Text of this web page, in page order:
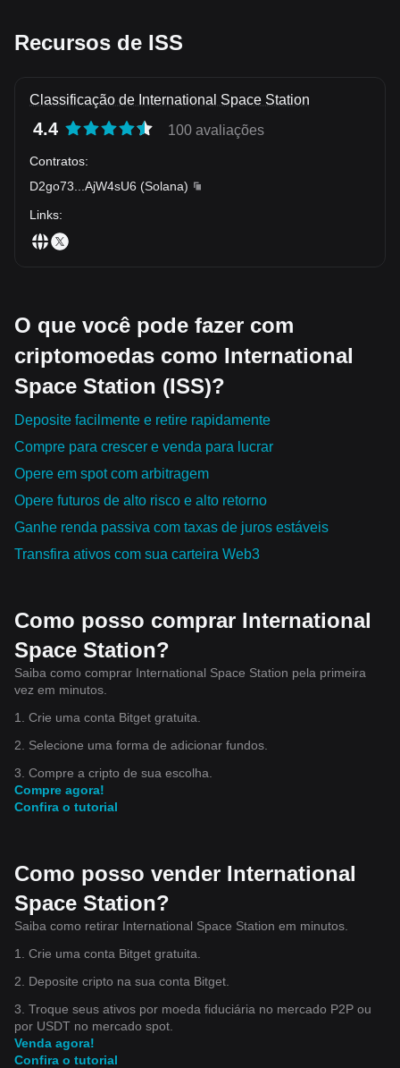
Recursos de ISS
Classificação de International Space Station
4.4 100 avaliações
Contratos:
D2go73
AjW4sU6 (Solana)
Links:
O que você pode fazer com
criptomoedas como International
Space Station (ISS)?
Deposite facilmente e retire rapidamente
Compre para crescer e venda para lucrar
Opere em spot com arbitragem
Opere futuros de alto risco e alto retorno
Ganhe renda passiva com taxas de juros estáveis
Transfira ativos com sua carteira Web3
Como posso comprar International
Space Station?
Saiba como comprar International Space Station pela primeira
vez em minutos.
1. Crie uma conta Bitget gratuita.
2. Selecione uma forma de adicionar fundos.
3. Compre a cripto de sua escolha.
Compre agora!
Confira o tutorial
Como posso vender International
Space Station?
Saiba como retirar International Space Station em minutos.
1. Crie uma conta Bitget gratuita.
2. Deposite cripto na sua conta Bitget.
3. Troque seus ativos por moeda fiduciária no mercado P2P ou
por USDT no mercado spot.
Venda agora!
Confira o tutorial